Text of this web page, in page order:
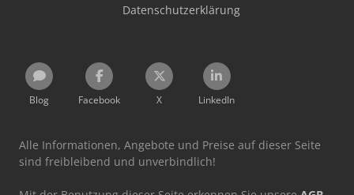
Datenschutzerklärung
Blog Facebook X LinkedIn
Alle Informationen, Angebote und Preise auf dieser Seite
sind freibleibend und unverbindlich!